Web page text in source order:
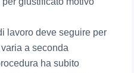
lavoro deve seguire per
a seconda
ha subito